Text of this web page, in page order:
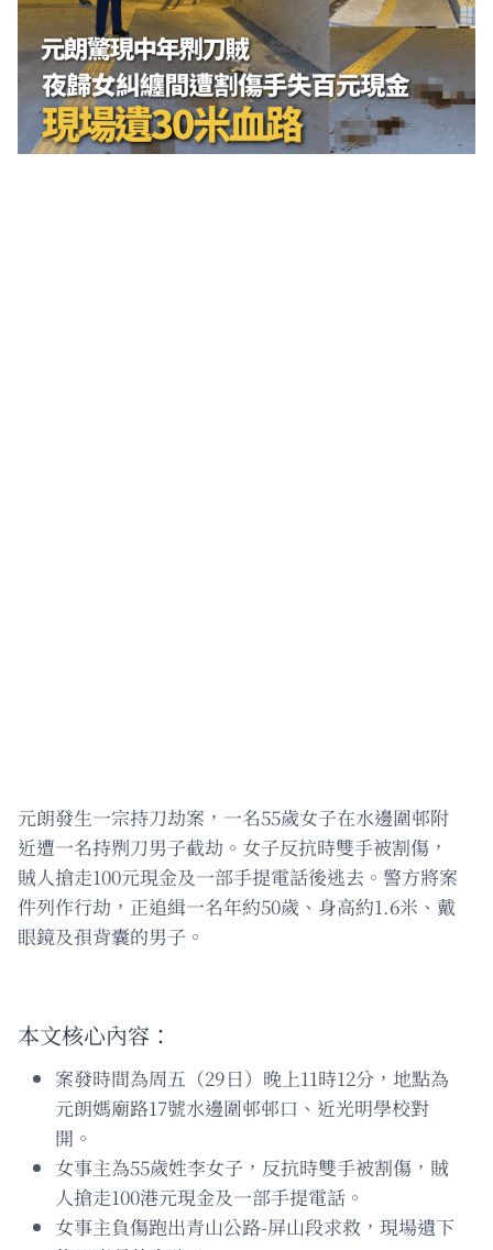
元朗發生一宗持刀劫案，一名55歲女子在水邊圍邨附
近遭一名持𠝹刀男子截劫。女子反抗時雙手被割傷，
賊人搶走100元現金及一部手提電話後逃去。警方將案
件列作行劫，正追緝一名年約50歲、身高約1.6米、戴
眼鏡及孭背囊的男子。
本文核心內容：
案發時間為周五（29日）晚上11時12分，地點為
元朗媽廟路17號水邊圍邨邨口、近光明學校對
開。
女事主為55歲姓李女子，反抗時雙手被割傷，賊
人搶走100港元現金及一部手提電話。
女事主負傷跑出青山公路-屏山段求救，現場遺下